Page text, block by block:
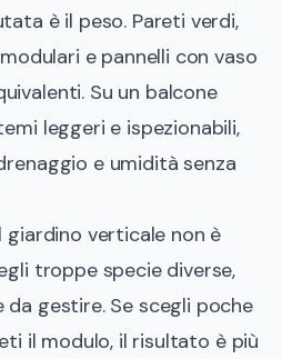
è il peso. Pareti verdi,
e pannelli con vaso
Su un balcone
leggeri e ispezionabili,
e umidità senza
giardino verticale non è
troppe specie diverse,
da gestire. Se scegli poche
il modulo, il risultato è più